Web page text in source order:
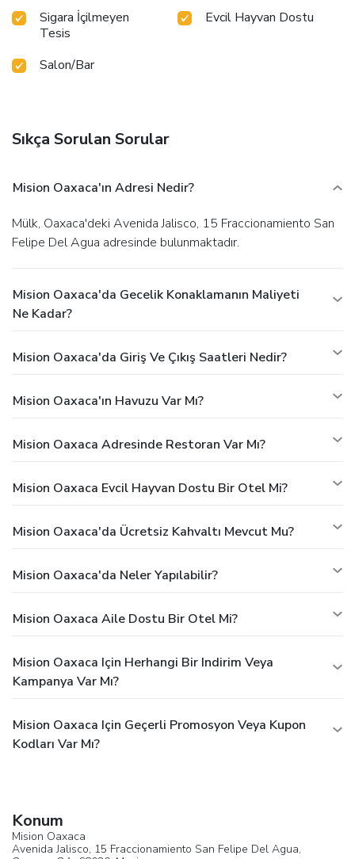
Sigara İçilmeyen
Tesis
Evcil Hayvan Dostu
Salon/Bar
Sıkça Sorulan Sorular
Mision Oaxaca'ın Adresi Nedir?
Mülk, Oaxaca'deki Avenida Jalisco, 15 Fraccionamiento San
Felipe Del Agua adresinde bulunmaktadır.
Mision Oaxaca'da Gecelik Konaklamanın Maliyeti
Ne Kadar?
Mision Oaxaca'da Giriş Ve Çıkış Saatleri Nedir?
Mision Oaxaca'ın Havuzu Var Mı?
Mision Oaxaca Adresinde Restoran Var Mı?
Mision Oaxaca Evcil Hayvan Dostu Bir Otel Mi?
Mision Oaxaca'da Ücretsiz Kahvaltı Mevcut Mu?
Mision Oaxaca'da Neler Yapılabilir?
Mision Oaxaca Aile Dostu Bir Otel Mi?
Mision Oaxaca Için Herhangi Bir Indirim Veya
Kampanya Var Mı?
Mision Oaxaca Için Geçerli Promosyon Veya Kupon
Kodları Var Mı?
Konum
Mision Oaxaca
Avenida Jalisco, 15 Fraccionamiento San Felipe Del Agua,